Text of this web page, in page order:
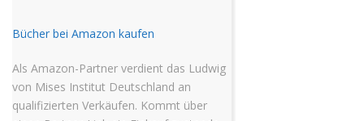
Bücher bei Amazon kaufen
Als Amazon-Partner verdient das Ludwig
von Mises Institut Deutschland an
qualifizierten Verkäufen. Kommt über